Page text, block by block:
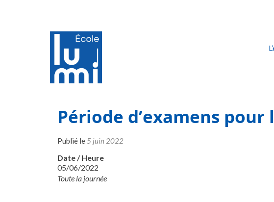
Période d’examens
Publié le 5 juin 2022
Date / Heure
05/06/2022
Toute la journée